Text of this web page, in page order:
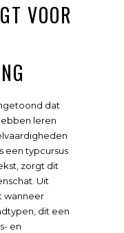
VOOR
dat
leren
een typcursus
zorgt dit
Uit
wanneer
dit een
en